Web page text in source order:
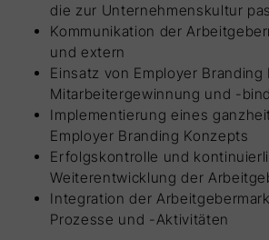
die zur Unternehmenskultur
Kommunikation der
und extern
Einsatz von Employer Branding
Mitarbeitergewinnung und -
Implementierung eines
Employer Branding Konzepts
Erfolgskontrolle und
Weiterentwicklung der
Integration der
Prozesse und -Aktivitäten